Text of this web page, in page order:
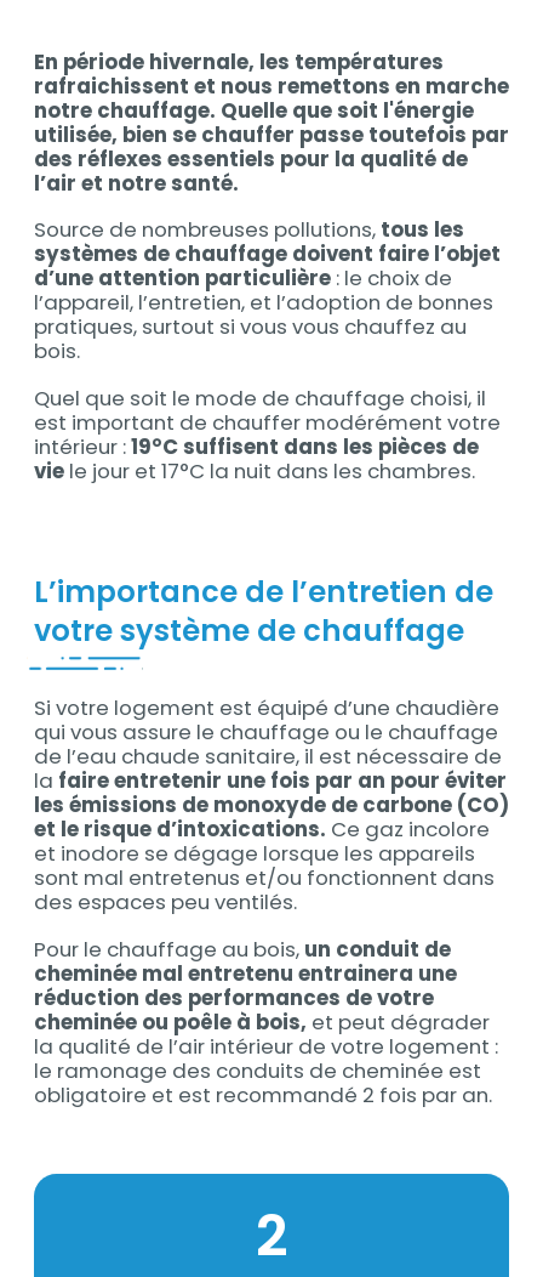
Contenu
En période hivernale, les températures
rafraichissent et nous remettons en marche
notre chauffage. Quelle que soit l'énergie
utilisée, bien se chauffer passe toutefois par
des réflexes essentiels pour la qualité de
l’air et notre santé.
Source de nombreuses pollutions,tous les
systèmes de chauffage doivent faire l’objet
d’une attention particulière: le choix de
l’appareil, l’entretien, et l’adoption de bonnes
pratiques, surtout si vous vous chauffez au
bois.
Quel que soit le mode de chauffage choisi, il
est important de chauffer modérément votre
intérieur :19°C suffisent dans les pièces de
viele jour et 17°C la nuit dans les chambres.
L’importance de l’entretien de
votre système de chauffage
Contenu
Si votre logement est équipé d’une chaudière
qui vous assure le chauffage ou le chauffage
de l’eau chaude sanitaire, il est nécessaire de
la faire entretenir une fois par an pour éviter
les émissions de monoxyde de carbone (CO)
et le risque d’intoxications. Ce gaz incolore
et inodore se dégage lorsque les appareils
sont mal entretenus et/ou fonctionnent dans
des espaces peu ventilés.
Pour le chauffage au bois, un conduit de
cheminée mal entretenu entrainera une
réduction des performances de votre
cheminée ou poêle à bois, et peut dégrader
la qualité de l’air intérieur de votre logement :
le ramonage des conduits de cheminée est
obligatoire et est recommandé 2 fois par an.
Chiffres
2